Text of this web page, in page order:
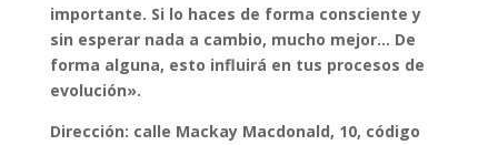
importante. Si lo haces de forma consciente y
sin esperar nada a cambio, mucho mejor… De
forma alguna, esto influirá en tus procesos de
evolución».
Dirección: calle Mackay Macdonald, 10, código